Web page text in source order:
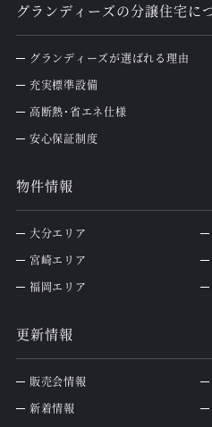
グランディーズの分譲住宅に
グランディーズが選ばれる理由
充実標準設備
高断熱・省エネ仕様
安心保証制度
物件情報
大分エリア
宮崎エリア
福岡エリア
更新情報
販売会情報
新着情報